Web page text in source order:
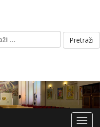
Pretraži: